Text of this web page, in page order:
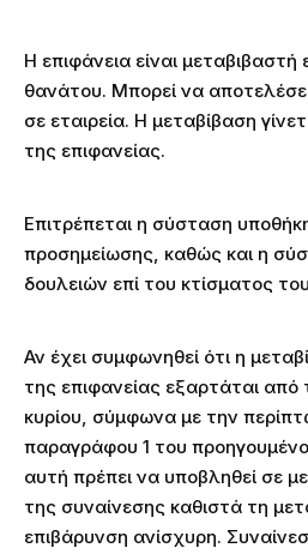
Η επιφάνεια είναι μεταβιβαστή
θανάτου. Μπορεί να
σε εταιρεία. Η μεταβίβαση
της επιφανείας.
Επιτρέπεται η σύσταση
προσημείωσης, καθώς και η
δουλειών επί του κτίσματος
Αν έχει συμφωνηθεί ότι η
της επιφανείας εξαρτάται από
κυρίου, σύμφωνα με την
παραγράφου 1 του
αυτή πρέπει να υποβληθεί σε
της συναίνεσης καθιστά τη
επιβάρυνση ανίσχυρη.